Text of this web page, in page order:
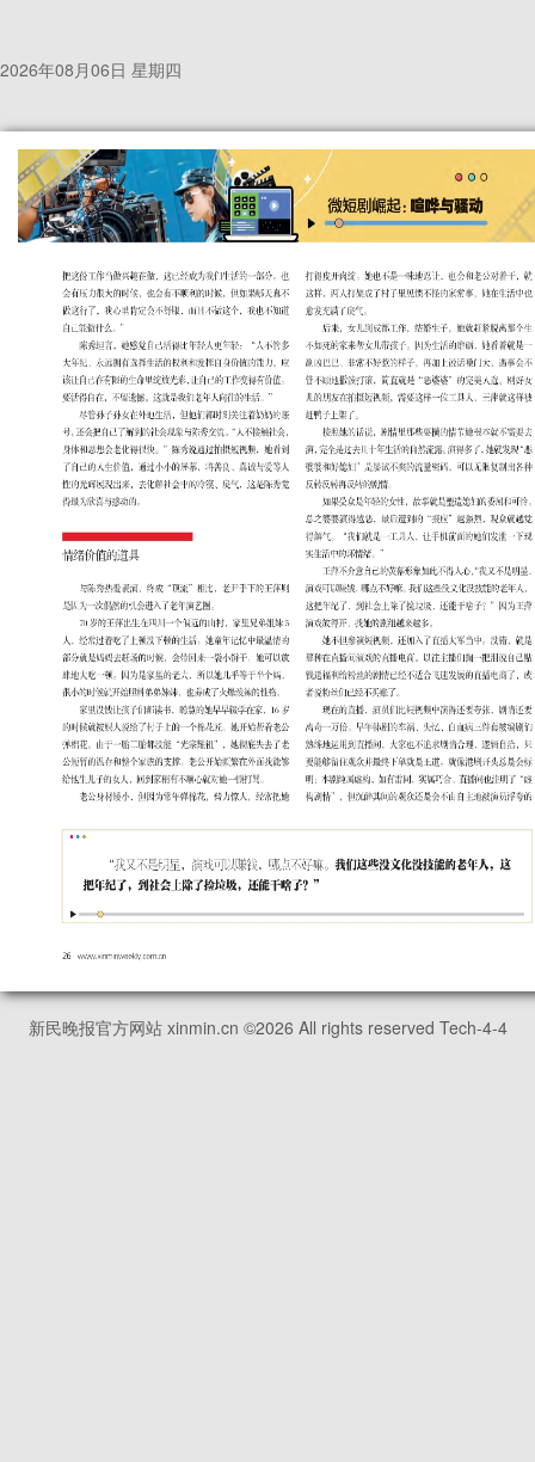
2026年08月06日 星期四
新民晚报官方网站 xinmin.cn ©2026 All rights reserved Tech-4-4